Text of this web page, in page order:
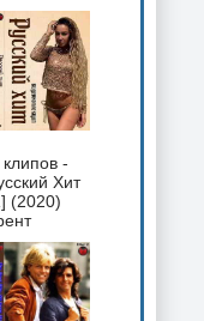
-
Хит
(2020)